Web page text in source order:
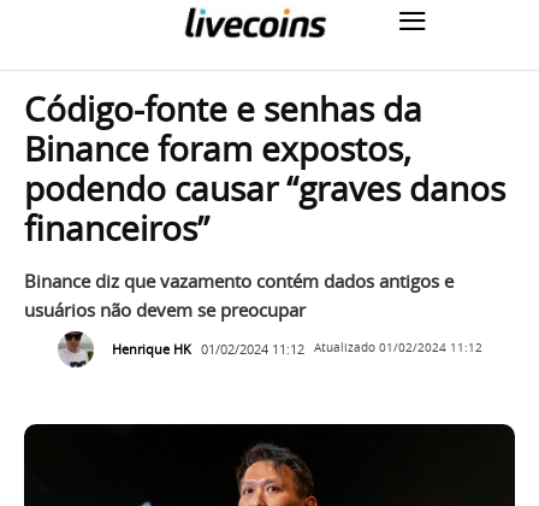
Código-fonte e senhas da
Binance foram expostos,
podendo causar “graves danos
financeiros”
Binance diz que vazamento contém dados antigos e
usuários não devem se preocupar
Henrique HK 01/02/2024 11:12 Atualizado 01/02/2024 11:12